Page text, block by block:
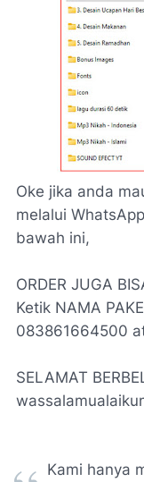
Oke jika anda
melalui
bawah ini,
ORDER JUGA
Ketik NAMA
083861664500
SELAMAT
Kami hanya